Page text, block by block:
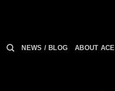
NEWS / BLOG ABOUT ACE